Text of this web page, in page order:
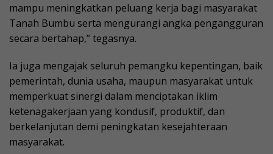
mampu meningkatkan peluang kerja bagi masyarakat
Tanah Bumbu serta mengurangi angka pengangguran
secara bertahap,” tegasnya.
Ia juga mengajak seluruh pemangku kepentingan, baik
pemerintah, dunia usaha, maupun masyarakat untuk
memperkuat sinergi dalam menciptakan iklim
ketenagakerjaan yang kondusif, produktif, dan
berkelanjutan demi peningkatan kesejahteraan
masyarakat.